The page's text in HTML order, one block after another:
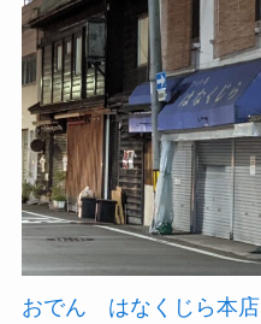
おでん はなくじら本店